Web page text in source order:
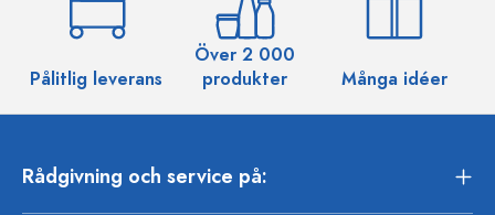
Pålitlig leverans
Över 2 000
produkter
Många idéer
Rådgivning och service på: